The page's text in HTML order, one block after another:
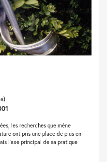
les recherches que mène
ont pris une place de plus en
l'axe principal de sa pratique